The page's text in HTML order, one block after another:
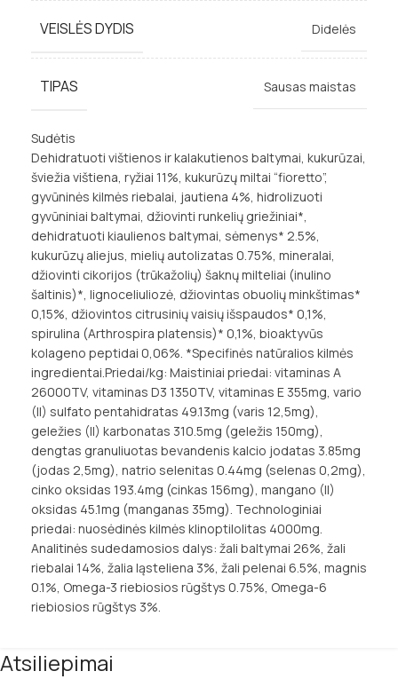
VEISLĖS DYDIS Didelės
TIPAS Sausas maistas
Sudėtis
Dehidratuoti vištienos ir kalakutienos baltymai, kukurūzai,
šviežia vištiena, ryžiai 11%, kukurūzų miltai “fioretto”,
gyvūninės kilmės riebalai, jautiena 4%, hidrolizuoti
gyvūniniai baltymai, džiovinti runkelių griežiniai*,
dehidratuoti kiaulienos baltymai, sėmenys* 2.5%,
kukurūzų aliejus, mielių autolizatas 0.75%, mineralai,
džiovinti cikorijos (trūkažolių) šaknų milteliai (inulino
šaltinis)*, lignoceliuliozė, džiovintas obuolių minkštimas*
0,15%, džiovintos citrusinių vaisių išspaudos* 0,1%,
spirulina (Arthrospira platensis)* 0,1%, bioaktyvūs
kolageno peptidai 0,06%. *Specifinės natūralios kilmės
ingredientai.Priedai/kg: Maistiniai priedai: vitaminas A
26000TV, vitaminas D3 1350TV, vitaminas E 355mg, vario
(II) sulfato pentahidratas 49.13mg (varis 12,5mg),
geležies (II) karbonatas 310.5mg (geležis 150mg),
dengtas granuliuotas bevandenis kalcio jodatas 3.85mg
(jodas 2,5mg), natrio selenitas 0.44mg (selenas 0,2mg),
cinko oksidas 193.4mg (cinkas 156mg), mangano (II)
oksidas 45.1mg (manganas 35mg). Technologiniai
priedai: nuosėdinės kilmės klinoptilolitas 4000mg.
Analitinės sudedamosios dalys: žali baltymai 26%, žali
riebalai 14%, žalia ląsteliena 3%, žali pelenai 6.5%, magnis
0.1%, Omega-3 riebiosios rūgštys 0.75%, Omega-6
riebiosios rūgštys 3%.
Atsiliepimai